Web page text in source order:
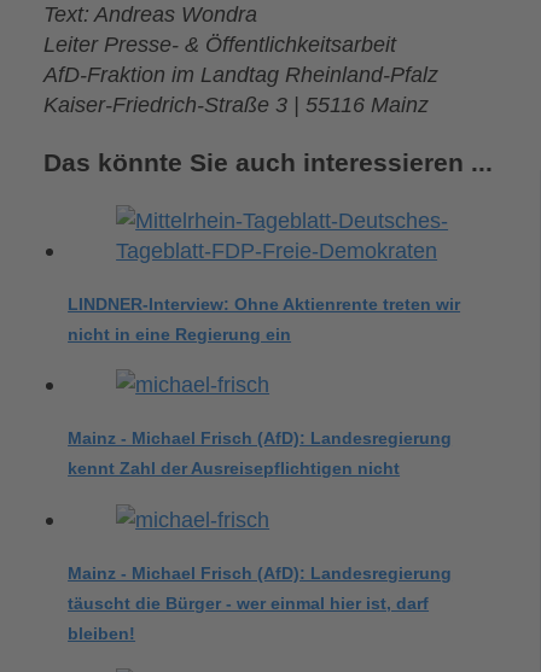
Text: Andreas Wondra
Leiter Presse- & Öffentlichkeitsarbeit
AfD-Fraktion im Landtag Rheinland-Pfalz
Kaiser-Friedrich-Straße 3 | 55116 Mainz
Das könnte Sie auch interessieren ...
LINDNER-Interview: Ohne Aktienrente treten wir
nicht in eine Regierung ein
Mainz - Michael Frisch (AfD): Landesregierung
kennt Zahl der Ausreisepflichtigen nicht
Mainz - Michael Frisch (AfD): Landesregierung
täuscht die Bürger - wer einmal hier ist, darf
bleiben!